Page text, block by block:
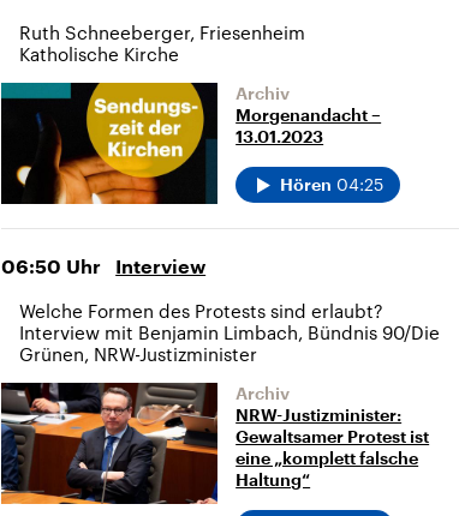
Ruth Schneeberger, Friesenheim
Katholische Kirche
Archiv
Morgenandacht –
13.01.2023
Hören 04:25
06:50 Uhr Interview
Welche Formen des Protests sind erlaubt?
Interview mit Benjamin Limbach, Bündnis 90/Die
Grünen, NRW-Justizminister
Archiv
NRW-Justizminister:
Gewaltsamer Protest ist
eine „komplett falsche
Haltung“